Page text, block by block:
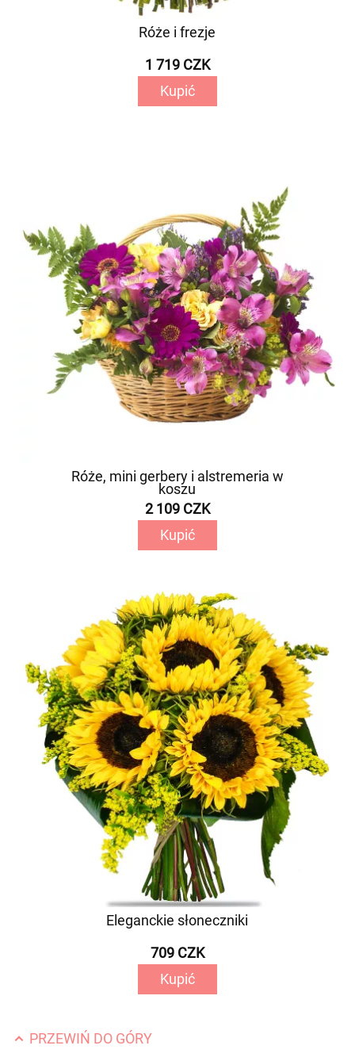
Róże i frezje
1 719 CZK
Kupić
Róże, mini gerbery i alstremeria w
koszu
2 109 CZK
Kupić
Eleganckie słoneczniki
709 CZK
Kupić
PRZEWIŃ DO GÓRY